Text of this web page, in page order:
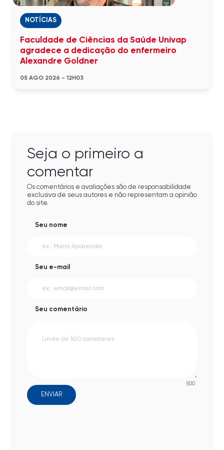
NOTÍCIAS
Faculdade de Ciências da Saúde Univap
agradece a dedicação do enfermeiro
Alexandre Goldner
05 AGO 2026 - 12H03
Seja o primeiro a
comentar
Os comentários e avaliações são de responsabilidade
exclusiva de seus autores e não representam a opinião
do site.
Seu nome
Seu e-mail
Seu comentário
500
ENVIAR